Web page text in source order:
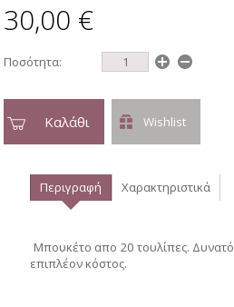
30,00 €
Ποσότητα:
Καλάθι Wishlist
Περιγραφή Χαρακτηριστικά
Μπουκέτο απο 20 τουλίπες.
επιπλέον κόστος.